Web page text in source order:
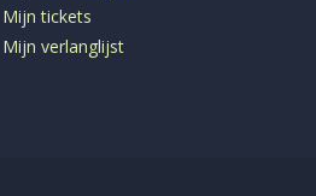
Mijn tickets
Mijn verlanglijst